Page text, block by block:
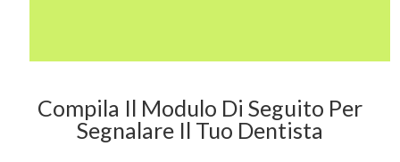
Compila Il Modulo Di Seguito Per
Segnalare Il Tuo Dentista